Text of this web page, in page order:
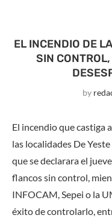
EL INCENDIO DE
SIN
by
El incendio que castiga
las localidades De
que se declarara el
flancos sin control,
INFOCAM, Sepei o la
éxito de controlarlo,